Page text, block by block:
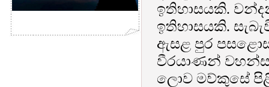
ඉතිහාසයකි.
ඉතිහාසයකි.
ඇසළ පුර
වීරයාණන්
ලොව මව්කුසේ